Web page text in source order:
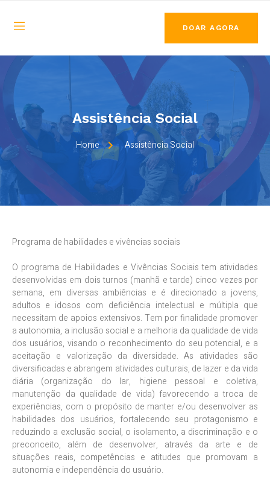
DOAR AGORA
Assistência Social
Home Assistência Social
Programa de habilidades e vivências sociais
O programa de Habilidades e Vivências Sociais tem atividades
desenvolvidas em dois turnos (manhã e tarde) cinco vezes por
semana, em diversas ambiências e é direcionado a jovens,
adultos e idosos com deficiência intelectual e múltipla que
necessitam de apoios extensivos. Tem por finalidade promover
a autonomia, a inclusão social e a melhoria da qualidade de vida
dos usuários, visando o reconhecimento do seu potencial, e a
aceitação e valorização da diversidade. As atividades são
diversificadas e abrangem atividades culturais, de lazer e da vida
diária (organização do lar, higiene pessoal e coletiva,
manutenção da qualidade de vida) favorecendo a troca de
experiências, com o propósito de manter e/ou desenvolver as
habilidades dos usuários, fortalecendo seu protagonismo e
reduzindo a exclusão social, o isolamento, a discriminação e o
preconceito, além de desenvolver, através da arte e de
situações reais, competências e atitudes que promovam a
autonomia e independência do usuário.